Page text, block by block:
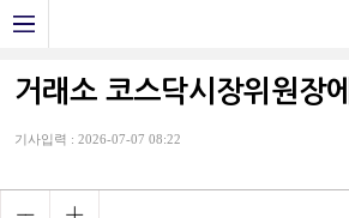
거래소 코스닥시장위원장
기사입력 : 2026-07-07 08:22